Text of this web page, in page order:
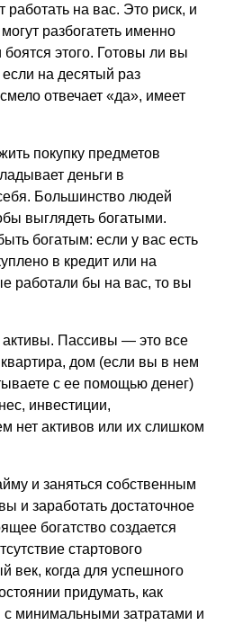
работать на вас. Это риск, и
разбогатеть именно
этого. Готовы ли вы
если на десятый раз
отвечает «да», имеет
покупку предметов
деньги в
Большинство людей
выглядеть богатыми.
богатым: если у вас есть
в кредит или на
работали бы на вас, то вы
Пассивы — это все
дом (если вы в нем
с ее помощью денег)
инвестиции,
нет активов или их слишком
и заняться собственным
и заработать достаточное
богатство создается
стартового
когда для успешного
придумать, как
с минимальными затратами и